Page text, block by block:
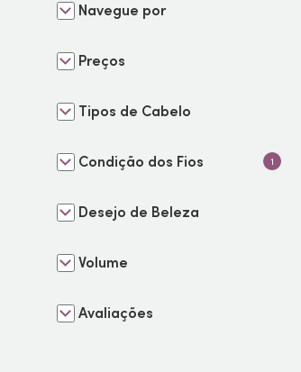
Navegue por
Preços
Tipos de Cabelo
Condição dos Fios 1
Desejo de Beleza
Volume
Avaliações